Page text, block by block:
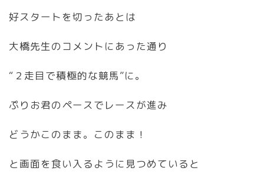
好スタートを切ったあとは
大橋先生のコメントにあった通り
“２走目で積極的な競馬”に。
ぷりお君のペースでレースが進み
どうかこのまま。このまま！
と画面を食い入るように見つめていると